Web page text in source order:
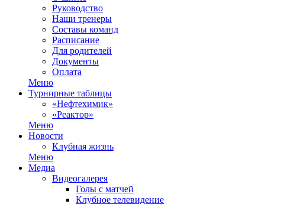
Руководство
Наши тренеры
Составы команд
Расписание
Для родителей
Документы
Оплата
Меню
Турнирные таблицы
«Нефтехимик»
«Реактор»
Меню
Новости
Клубная жизнь
Меню
Медиа
Видеогалерея
Голы с матчей
Клубное телевидение